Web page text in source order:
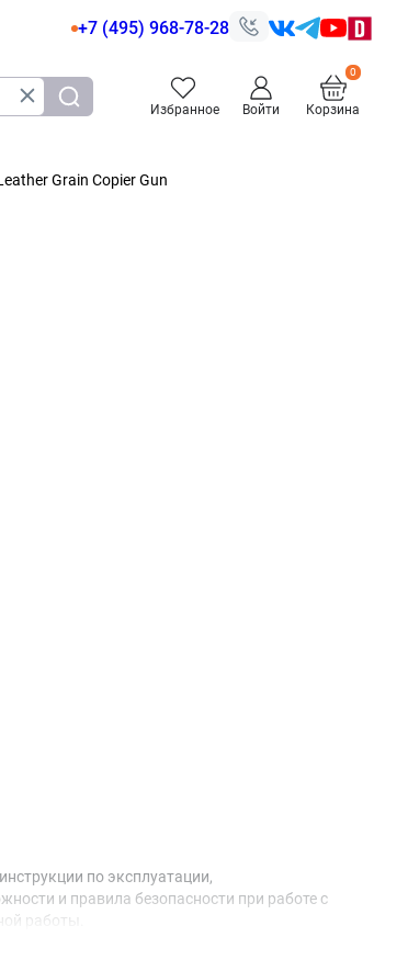
+7 (495) 968-78-28
Избранное Войти Корзина
Grain Copier Gun
по эксплуатации,
и правила безопасности при работе с
работы.